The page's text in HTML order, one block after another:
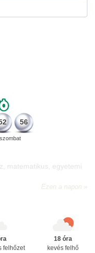
56
matematikus, egyetemi
Ezen a napon
felhőzet
18 óra
kevés felhő